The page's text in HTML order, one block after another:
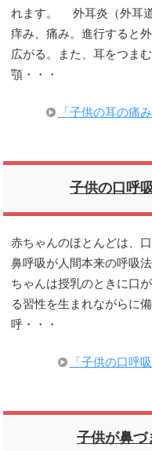
れます。 外耳炎（外耳
痒み、痛み。進行すると
広がる。また、耳をつま
顎・・・
「子供の耳の痛
子供の口呼
赤ちゃんのほとんどは、
鼻呼吸が人間本来の呼吸
ちゃんは授乳のときに口
る習性を生まれながらに
呼・・・
「子供の口呼
子供が鼻づ